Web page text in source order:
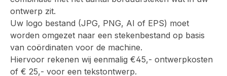
ontwerp zit.
Uw logo bestand (JPG, PNG, AI of EPS) moet
worden omgezet naar een stekenbestand op basis
van coördinaten voor de machine.
Hiervoor rekenen wij eenmalig €45,- ontwerpkosten
of € 25,- voor een tekstontwerp.